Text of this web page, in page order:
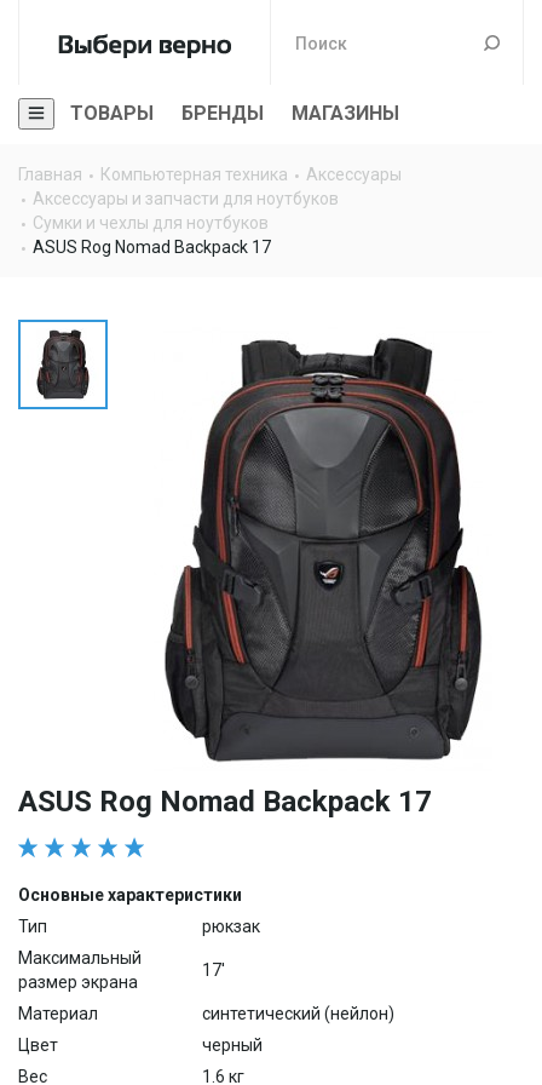
ТОВАРЫ БРЕНДЫ МАГАЗИНЫ
Главная Компьютерная техника
Аксессуары
Аксессуары и запчасти для ноутбуков
Сумки и чехлы для ноутбуков
ASUS Rog Nomad Backpack 17
ASUS Rog Nomad Backpack 17
Основные характеристики
Тип
рюкзак
Максимальный
размер экрана
17'
Материал
синтетический (нейлон)
Цвет
черный
Вес
1.6 кг